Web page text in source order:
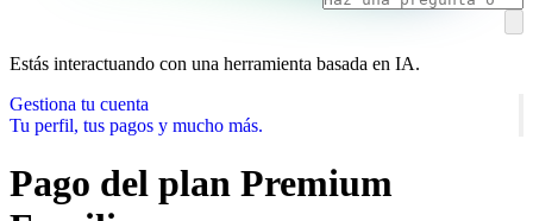
Estás interactuando con una herramienta basada en IA.
Gestiona tu cuenta
Tu perfil, tus pagos y mucho más.
Pago del plan Premium